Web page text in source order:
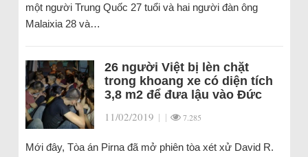
một người Trung Quốc 27 tuổi và hai người đàn ông
Malaixia 28 và…
26 người Việt bị lèn chặt
trong khoang xe có diện tích
3,8 m2 để đưa lậu vào Đức
11/02/2019 | | 7.285
Mới đây, Tòa án Pirna đã mở phiên tòa xét xử David R.